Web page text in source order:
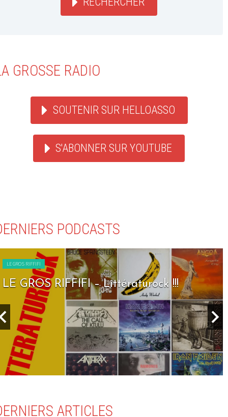
GROSSE RADIO
SOUTENIR SUR HELLOASSO
S'ABONNER SUR YOUTUBE
PODCASTS
LE GROS RIFFIFI
LE GROS RIFFIFI – Littératurock !!!
ARTICLES